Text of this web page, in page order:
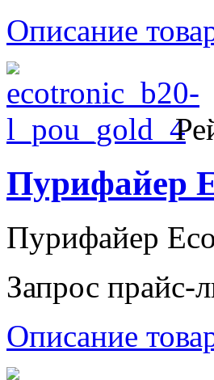
Описание
Пурифайер
Пурифайер
Запрос прайс-
Описание